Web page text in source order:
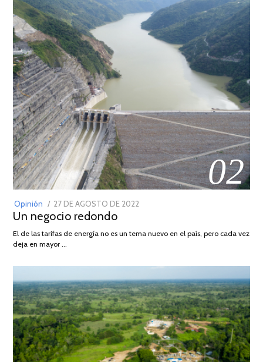
02
Opinión
POSTED
ON
27 DE AGOSTO DE 2022
DE
Un negocio redondo
El de las tarifas de energía no es un tema nuevo en el país, pero cada vez
deja en mayor …